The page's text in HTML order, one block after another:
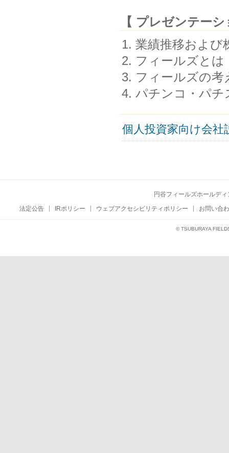
【 プレゼンテー
業績推移および
フィールズとは
フィールズの考
パチンコ・パチ
個人投資家向け会社
円谷フィールズホールデ
法定公告
IRポリシー ウェブアクセシビリティポリシー お問い合
© TSUBURAYA